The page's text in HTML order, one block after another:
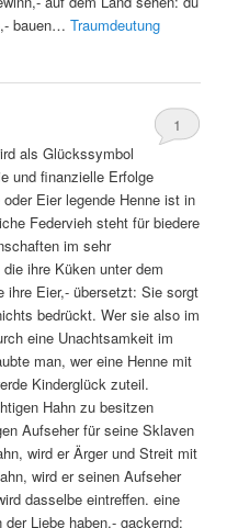
bauen…Traumdeutung
1
als Glückssymbol
und finanzielle Erfolge
Eier legende Henne ist in
Federvieh steht für biedere
im sehr
ihre Küken unter dem
ihre Eier,- übersetzt: Sie sorgt
bedrückt. Wer sie also im
eine Unachtsamkeit im
man, wer eine Henne mit
Kinderglück zuteil.
Hahn zu besitzen
Aufseher für seine Sklaven
wird er Ärger und Streit mit
wird er seinen Aufseher
dasselbe eintreffen. eine
Liebe haben,- gackernd: